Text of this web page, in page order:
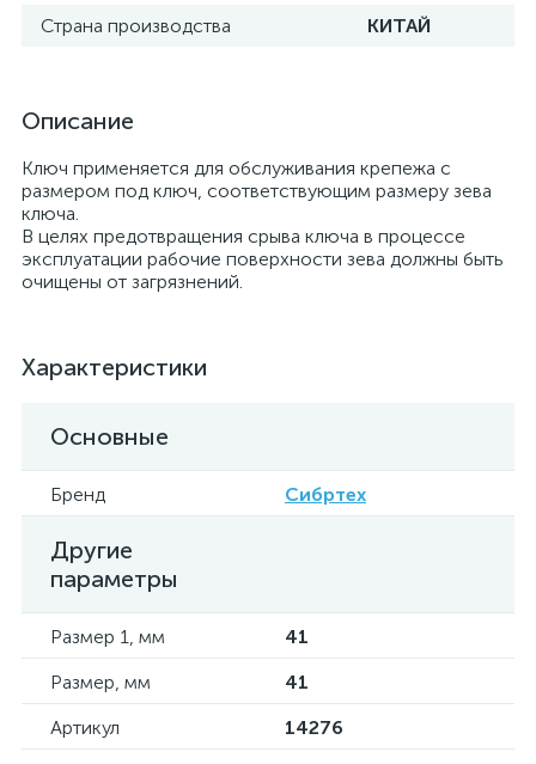
Страна производства
КИТАЙ
Описание
Ключ применяется для обслуживания крепежа с
размером под ключ, соответствующим размеру зева
ключа.
В целях предотвращения срыва ключа в процессе
эксплуатации рабочие поверхности зева должны быть
очищены от загрязнений.
Характеристики
Основные
Бренд Сибртех
Другие
параметры
Размер 1, мм
41
Размер, мм
41
Артикул
14276